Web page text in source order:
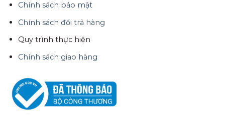
Chính sách bảo mật
Chính sách đổi trả hàng
Quy trình thực hiện
Chính sách giao hàng